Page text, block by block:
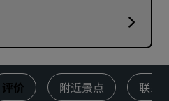
评价 附近景点 联系